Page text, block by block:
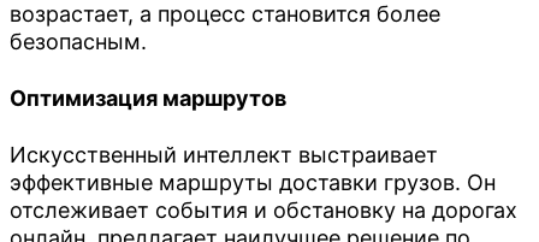
возрастает, а процесс становится более
безопасным.
Оптимизация маршрутов
Искусственный интеллект выстраивает
эффективные маршруты доставки грузов. Он
отслеживает события и обстановку на дорогах
Расчет стоимости
контейнерных
Работаете с крупными